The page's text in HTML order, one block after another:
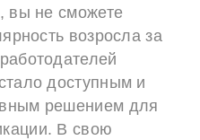
вы не сможете
возросла за
доступным и
решением для
В свою